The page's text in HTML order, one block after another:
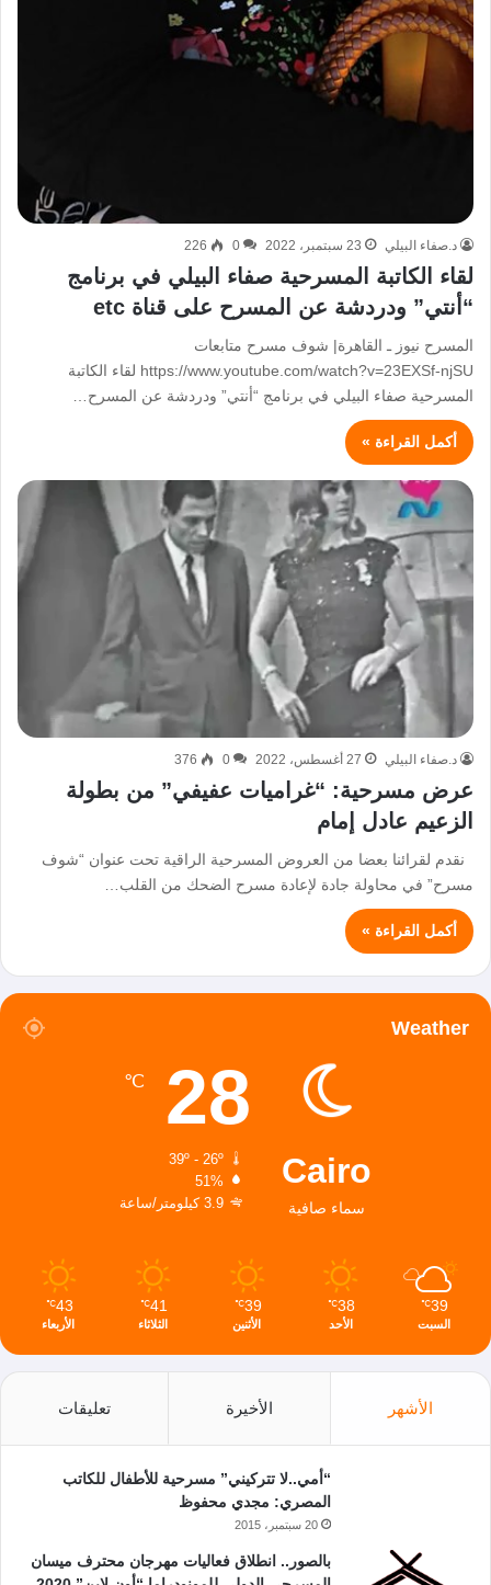
د.صفاء البيلي 23 سبتمبر، 2022 0
226
لقاء الكاتبة المسرحية صفاء البيلي في برنامج
“أنتي” ودردشة عن المسرح على قناة etc
المسرح نيوز ـ القاهرة| شوف مسرح متابعات
https://www.youtube.com/watch?v=23EXSf-njSU لقاء الكاتبة
المسرحية صفاء البيلي في برنامج “أنتي” ودردشة عن المسرح…
أكمل القراءة »
د.صفاء البيلي 27 أغسطس، 2022 0
376
عرض مسرحية: “غراميات عفيفي” من بطولة
الزعيم عادل إمام
نقدم لقرائنا بعضا من العروض المسرحية الراقية تحت عنوان “شوف
مسرح” في محاولة جادة لإعادة مسرح الضحك من القلب…
أكمل القراءة »
Weather
Cairo
سماء صافية
28
℃
51%
3.9 كيلومتر/ساعة
39
℃
السبت
38
℃
الأحد
39
℃
الأثنين
41
℃
الثلاثاء
43
℃
الأربعاء
الأشهر الأخيرة تعليقات
“أمي..لا تتركيني” مسرحية للأطفال للكاتب
المصري: مجدي محفوظ
20 سبتمبر، 2015
بالصور.. انطلاق فعاليات مهرجان محترف ميسان